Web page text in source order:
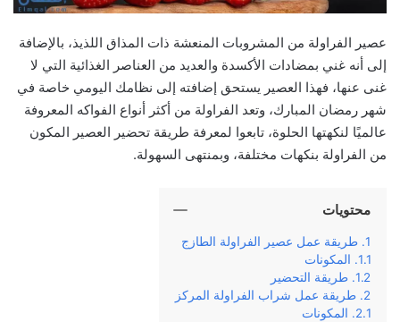
عصير الفراولة من المشروبات المنعشة ذات المذاق اللذيذ، بالإضافة
إلى أنه غني بمضادات الأكسدة والعديد من العناصر الغذائية التي لا
غنى عنها، فهذا العصير يستحق إضافته إلى نظامك اليومي خاصة في
شهر رمضان المبارك، وتعد الفراولة من أكثر أنواع الفواكه المعروفة
عالميًا لنكهتها الحلوة، تابعوا لمعرفة طريقة تحضير العصير المكون
من الفراولة بنكهات مختلفة، وبمنتهى السهولة.
محتويات
طريقة عمل عصير الفراولة الطازج
المكونات
طريقة التحضير
طريقة عمل شراب الفراولة المركز
المكونات